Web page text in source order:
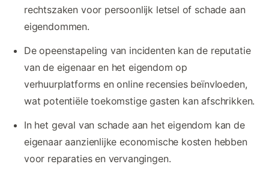
rechtszaken voor persoonlijk letsel of schade aan
eigendommen.
De opeenstapeling van incidenten kan de reputatie
van de eigenaar en het eigendom op
verhuurplatforms en online recensies beïnvloeden,
wat potentiële toekomstige gasten kan afschrikken.
In het geval van schade aan het eigendom kan de
eigenaar aanzienlijke economische kosten hebben
voor reparaties en vervangingen.